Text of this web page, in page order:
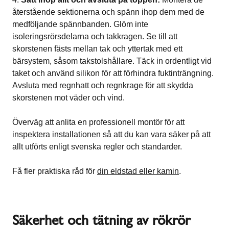
återstående sektionerna och spänn ihop dem med de
medföljande spännbanden. Glöm inte
isoleringsrörsdelarna och takkragen. Se till att
skorstenen fästs mellan tak och yttertak med ett
bärsystem, såsom takstolshållare. Täck in ordentligt vid
taket och använd silikon för att förhindra fuktinträngning.
Avsluta med regnhatt och regnkrage för att skydda
skorstenen mot väder och vind.
Överväg att anlita en professionell montör för att
inspektera installationen så att du kan vara säker på att
allt utförts enligt svenska regler och standarder.
Få fler praktiska råd för din eldstad eller kamin.
Säkerhet och tätning av rökrör